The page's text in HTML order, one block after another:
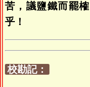
苦，議鹽鐵而罷
乎！
校勘記：